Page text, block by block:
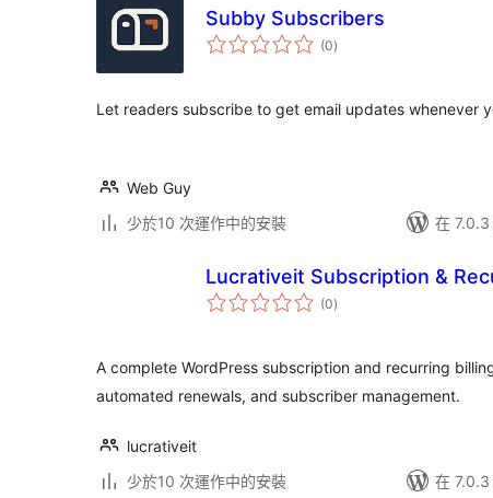
Subby Subscribers
(0總
評)
Let readers subscribe to get email updates whenever
Web Guy
少於10 次運作中的安裝
在 7.0.3
Lucrativeit Subscription &
(0總
評)
A complete WordPress subscription and recurring
automated renewals, and subscriber management.
lucrativeit
少於10 次運作中的安裝
在 7.0.3